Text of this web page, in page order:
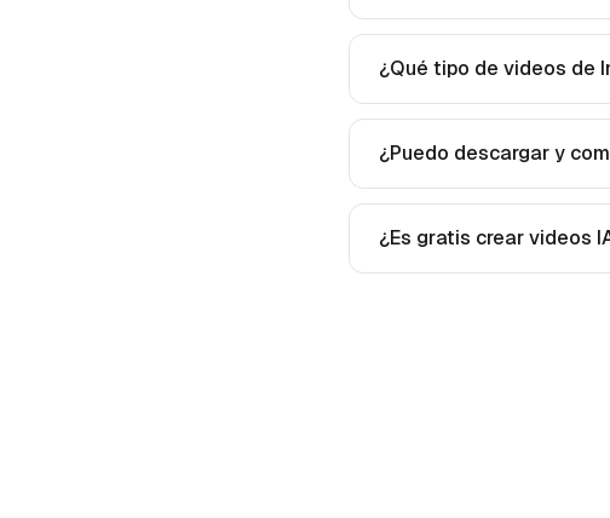
¿Qué tipo de videos de
¿Puedo descargar y
¿Es gratis crear videos